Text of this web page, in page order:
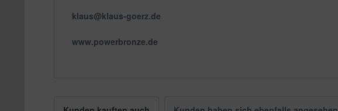
klaus@klaus-goerz.de
www.powerbronze.de